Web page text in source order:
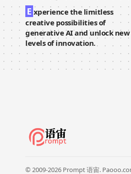
E xperience the limitless
creative possibilities of
generative AI and unlock new
levels of innovation.
© 2009-2026 Prompt 语宙.